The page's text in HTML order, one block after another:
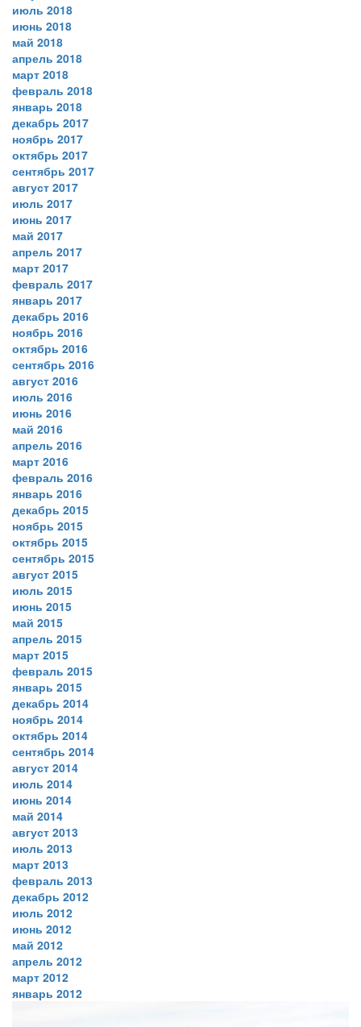
июль 2018
июнь 2018
май 2018
апрель 2018
март 2018
февраль 2018
январь 2018
декабрь 2017
ноябрь 2017
октябрь 2017
сентябрь 2017
август 2017
июль 2017
июнь 2017
май 2017
апрель 2017
март 2017
февраль 2017
январь 2017
декабрь 2016
ноябрь 2016
октябрь 2016
сентябрь 2016
август 2016
июль 2016
июнь 2016
май 2016
апрель 2016
март 2016
февраль 2016
январь 2016
декабрь 2015
ноябрь 2015
октябрь 2015
сентябрь 2015
август 2015
июль 2015
июнь 2015
май 2015
апрель 2015
март 2015
февраль 2015
январь 2015
декабрь 2014
ноябрь 2014
октябрь 2014
сентябрь 2014
август 2014
июль 2014
июнь 2014
май 2014
август 2013
июль 2013
март 2013
февраль 2013
декабрь 2012
июль 2012
июнь 2012
май 2012
апрель 2012
март 2012
январь 2012